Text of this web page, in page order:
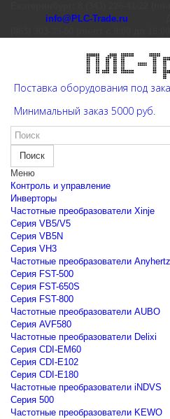
info@PLC-Trade.ru
Поставка оборудования под
Минимальный заказ 5000 руб.
Поиск
Меню
Контроль и управление
Инверторы
Частотные преобразователи Xinje
Cерия VB5/V5
Cерия VB5N
Cерия VH3
Частотные преобразователи
Серия FST-500
Серия FST-650S
Серия FST-800
Частотные преобразователи AUBO
Серия AVF580
Частотные преобразователи Delixi
Серия CDI-EM60
Серия CDI-E102
Серия CDI-E180
Частотные преобразователи iNDVS
Серия 500
Частотные преобразователи KEWO